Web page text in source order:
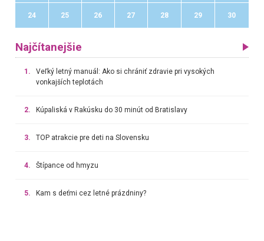
24 25 26 27 28 29 30
Najčítanejšie
1.
Veľký letný manuál: Ako si chrániť zdravie pri vysokých
vonkajších teplotách
2. Kúpaliská v Rakúsku do 30 minút od Bratislavy
3. TOP atrakcie pre deti na Slovensku
4. Štípance od hmyzu
5. Kam s deťmi cez letné prázdniny?